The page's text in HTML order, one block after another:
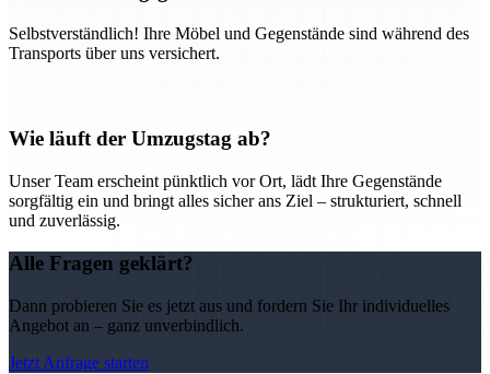
Selbstverständlich! Ihre Möbel und Gegenstände sind während des
Transports über uns versichert.
Wie läuft der Umzugstag ab?
Unser Team erscheint pünktlich vor Ort, lädt Ihre Gegenstände
sorgfältig ein und bringt alles sicher ans Ziel – strukturiert, schnell
und zuverlässig.
Alle Fragen geklärt?
Dann probieren Sie es jetzt aus und fordern Sie Ihr individuelles
Angebot an – ganz unverbindlich.
Jetzt Anfrage starten